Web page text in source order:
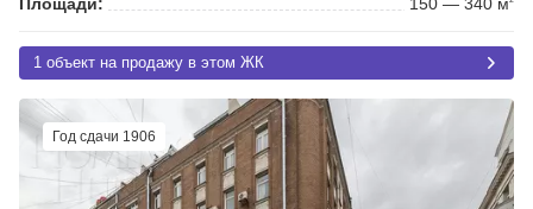
1 объект на продажу в этом ЖК
Год сдачи 1906